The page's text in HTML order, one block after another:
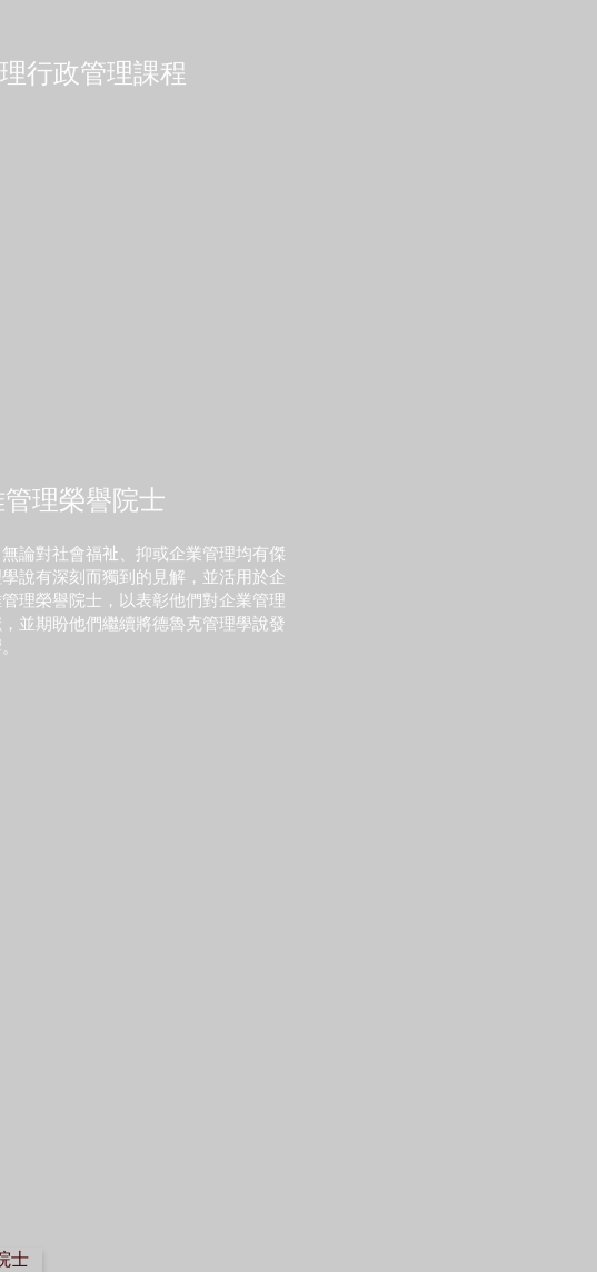
行政管理課程
理榮譽院士
論對社會福𧘲、抑或企業管理均有傑
說有深刻而獨到的見解，並活用於企
理榮譽院士，以表彰他們對企業管理
並期盼他們繼續將德魯克管理學說發
士